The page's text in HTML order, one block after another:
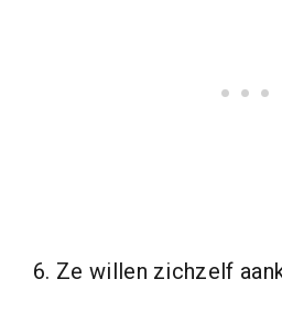
6. Ze willen zichzelf